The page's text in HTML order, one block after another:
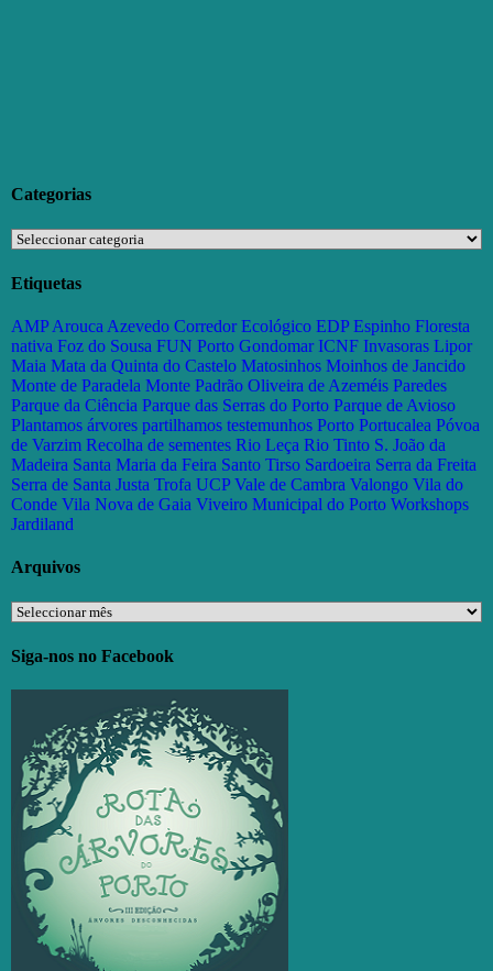
Categorias
Categorias
Etiquetas
AMP Arouca Azevedo Corredor Ecológico EDP Espinho Floresta
nativa Foz do Sousa FUN Porto Gondomar ICNF Invasoras Lipor
Maia Mata da Quinta do Castelo Matosinhos Moinhos de Jancido
Monte de Paradela Monte Padrão Oliveira de Azeméis Paredes
Parque da Ciência Parque das Serras do Porto Parque de Avioso
Plantamos árvores partilhamos testemunhos Porto Portucalea Póvoa
de Varzim Recolha de sementes Rio Leça Rio Tinto S. João da
Madeira Santa Maria da Feira Santo Tirso Sardoeira Serra da Freita
Serra de Santa Justa Trofa UCP Vale de Cambra Valongo Vila do
Conde Vila Nova de Gaia Viveiro Municipal do Porto Workshops
Jardiland
Arquivos
Arquivos
Siga-nos no Facebook